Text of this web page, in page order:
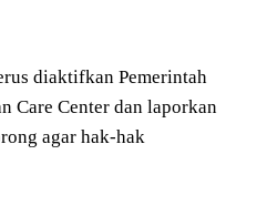
diaktifkan Pemerintah
Care Center dan laporkan
agar hak-hak